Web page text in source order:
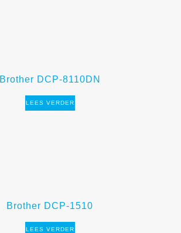
Brother DCP-8110DN
LEES VERDER
Brother DCP-1510
LEES VERDER